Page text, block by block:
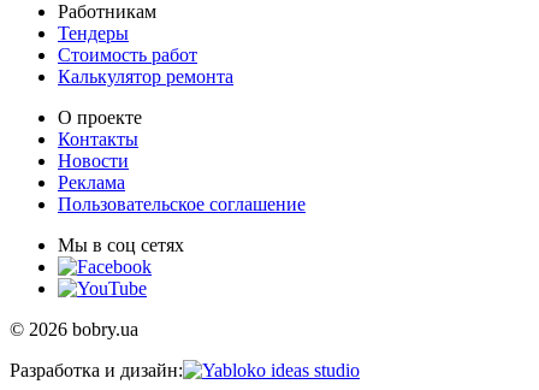
Работникам
Тендеры
Стоимость работ
Калькулятор ремонта
О проекте
Контакты
Новости
Реклама
Пользовательское соглашение
Мы в соц сетях
© 2026 bobry.ua
Разработка и дизайн: